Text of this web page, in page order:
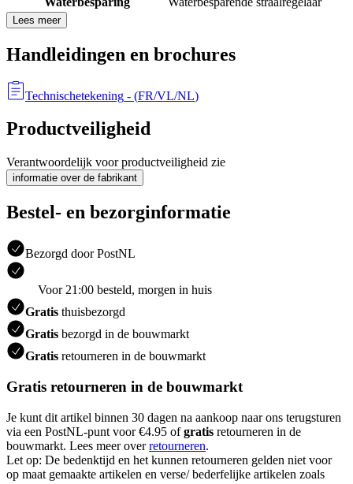
Lees meer
Handleidingen en brochures
Technischetekening - (FR/VL/NL)
Productveiligheid
Verantwoordelijk voor productveiligheid zie
informatie over de fabrikant
Bestel- en bezorginformatie
Bezorgd door PostNL
Voor 21:00 besteld, morgen in huis
Gratis thuisbezorgd
Gratis bezorgd in de bouwmarkt
Gratis retourneren in de bouwmarkt
Gratis retourneren in de bouwmarkt
Je kunt dit artikel binnen 30 dagen na aankoop naar ons terugsturen
via een PostNL-punt voor €4.95 ofgratis retourneren in de
bouwmarkt. Lees meer overretourneren.
Let op: De bedenktijd en het kunnen retourneren gelden niet voor
op maat gemaakte artikelen en verse/ bederfelijke artikelen zoals